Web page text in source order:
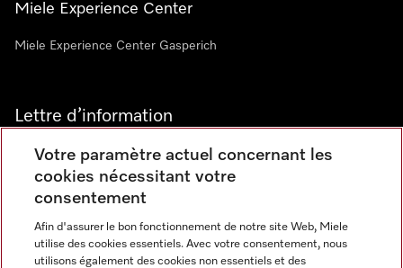
Miele Experience Center
Miele Experience Center Gasperich
Lettre d’information
Langue
Votre paramètre actuel concernant les
cookies nécessitant votre
consentement
Afin d'assurer le bon fonctionnement de notre site Web, Miele
utilise des cookies essentiels. Avec votre consentement, nous
utilisons également des cookies non essentiels et des